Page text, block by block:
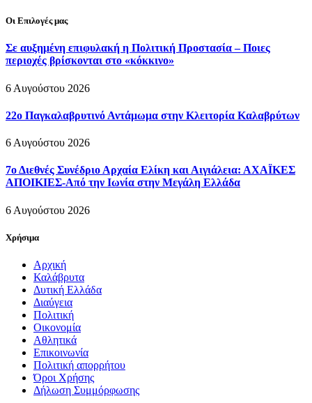
Οι Επιλογές μας
Σε αυξημένη επιφυλακή η Πολιτική Προστασία – Ποιες
περιοχές βρίσκονται στο «κόκκινο»
6 Αυγούστου 2026
22ο Παγκαλαβρυτινό Αντάμωμα στην Κλειτορία Καλαβρύτων
6 Αυγούστου 2026
7ο Διεθνές Συνέδριο Αρχαία Ελίκη και Αιγιάλεια: ΑΧΑΪΚΕΣ
ΑΠΟΙΚΙΕΣ-Από την Ιωνία στην Μεγάλη Ελλάδα
6 Αυγούστου 2026
Χρήσιμα
Αρχική
Καλάβρυτα
Δυτική Ελλάδα
Διαύγεια
Πολιτική
Οικονομία
Αθλητικά
Επικοινωνία
Πολιτική απορρήτου
Όροι Χρήσης
Δήλωση Συμμόρφωσης